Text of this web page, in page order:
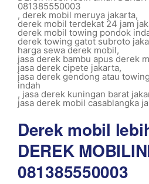
081385550003
, derek mobil meruya jakarta,
derek mobil terdekat 24 jam
derek mobil towing pondok
derek towing gatot subroto
harga sewa derek mobil,
jasa derek bambu apus derek
jasa derek cipete jakarta,
jasa derek gendong atau
indah
, jasa derek kuningan barat
jasa derek mobil casablangka
Derek mobil
DEREK
081385550003